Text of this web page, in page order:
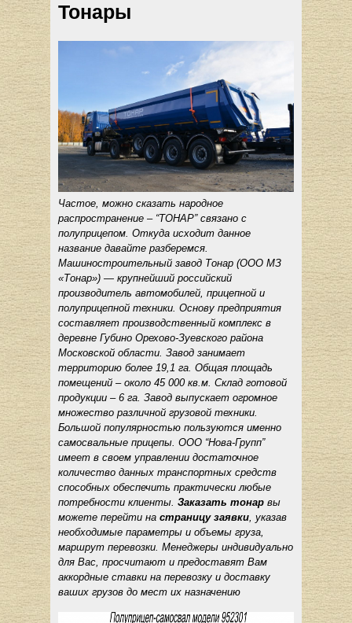
Тонары
Частое, можно сказать народное
распространение – “ТОНАР” связано с
полуприцепом. Откуда исходит данное
название давайте разберемся.
Машиностроительный завод Тонар (ООО МЗ
«Тонар») — крупнейший российский
производитель автомобилей, прицепной и
полуприцепной техники. Основу предприятия
составляет производственный комплекс в
деревне Губино Орехово-Зуевского района
Московской области. Завод занимает
территорию более 19,1 га. Общая площадь
помещений – около 45 000 кв.м. Склад готовой
продукции – 6 га. Завод выпускает огромное
множество различной грузовой техники.
Большой популярностью пользуются именно
самосвальные прицепы. ООО “Нова-Групп”
имеет в своем управлении достаточное
количество данных транспортных средств
способных обеспечить практически любые
потребности клиенты. Заказать тонар вы
можете перейти на страницу заявки , указав
необходимые параметры и объемы груза,
маршрут перевозки. Менеджеры индивидуально
для Вас, просчитают и предоставят Вам
аккордные ставки на перевозку и доставку
ваших грузов до мест их назначению